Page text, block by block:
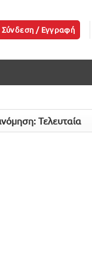
Σύνδεση / Εγγραφή